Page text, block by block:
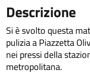
Descrizione
Si è svolto questa
pulizia a Piazzetta
nei pressi della
metropolitana.